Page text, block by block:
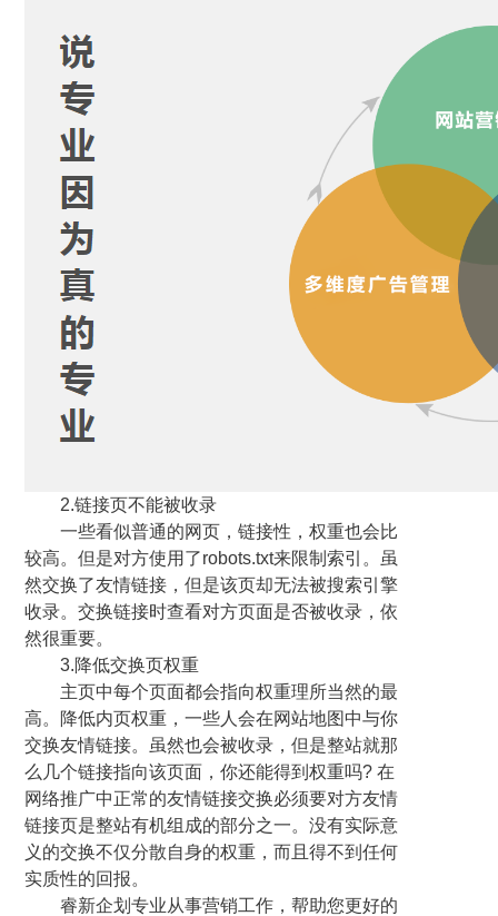
2.链接页不能被收录
一些看似普通的网页，链接性，权重也会比
较高。但是对方使用了robots.txt来限制索引。虽
然交换了友情链接，但是该页却无法被搜索引擎
收录。交换链接时查看对方页面是否被收录，依
然很重要。
3.降低交换页权重
主页中每个页面都会指向权重理所当然的最
高。降低内页权重，一些人会在网站地图中与你
交换友情链接。虽然也会被收录，但是整站就那
么几个链接指向该页面，你还能得到权重吗? 在
网络推广中正常的友情链接交换必须要对方友情
链接页是整站有机组成的部分之一。没有实际意
义的交换不仅分散自身的权重，而且得不到任何
实质性的回报。
睿新企划专业从事营销工作，帮助您更好的